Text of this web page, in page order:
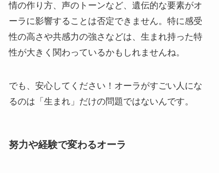
情の作り方、声のトーンなど、遺伝的な要素がオ
ーラに影響することは否定できません。特に感受
性の高さや共感力の強さなどは、生まれ持った特
性が大きく関わっているかもしれませんね。
でも、安心してください！オーラがすごい人にな
るのは「生まれ」だけの問題ではないんです。
努力や経験で変わるオーラ